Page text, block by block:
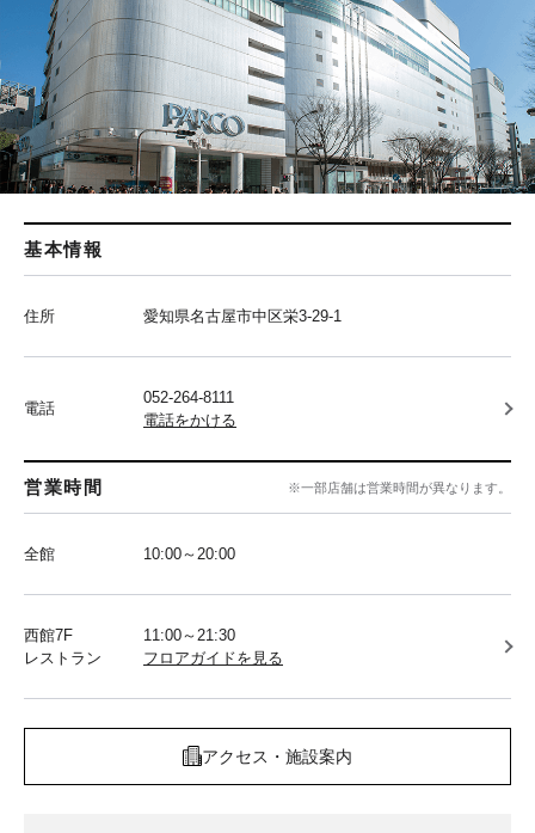
基本情報
住所 愛知県名古屋市中区栄3-29-1
電話
052-264-8111
電話をかける
営業時間 ※一部店舗は営業時間が異なります。
全館 10:00～20:00
西館7F
レストラン
11:00～21:30
フロアガイドを見る
アクセス・施設案内